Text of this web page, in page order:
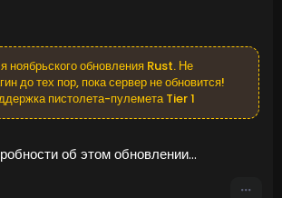
ноябрьского обновления Rust. Не
до тех пор, пока сервер не обновится!
пистолета-пулемета Tier 1
об этом обновлении...